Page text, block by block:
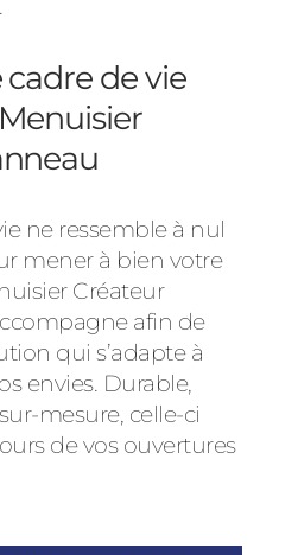
de vie
ne ressemble à nul
mener à bien votre
Créateur
afin de
qui s’adapte à
envies. Durable,
mesure, celle-ci
de vos ouvertures